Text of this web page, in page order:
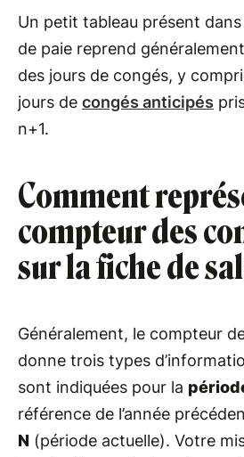
Un petit tableau présent
de paie reprend
des jours de congés, y
jours de congés anticipés
n+1.
Comment
compteur des
sur la fiche de
Généralement, le compteur
donne trois types
sont indiquées pour la
référence de l’année
N (période actuelle). Votre